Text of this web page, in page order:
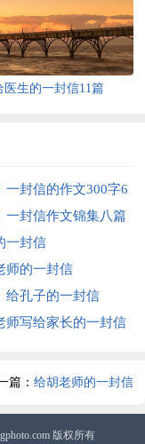
医生的一封信11篇
一封信的作文300字6
一封信作文锦集八篇
一封信
师的一封信
给孔子的一封信
师写给家长的一封信
篇： 给胡老师的一封信
版权所有